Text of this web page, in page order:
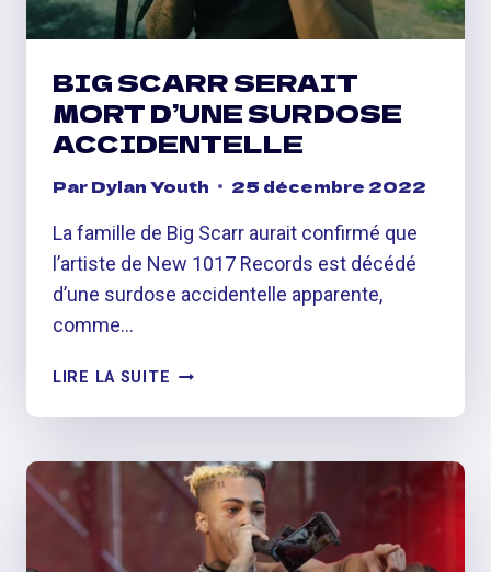
EN
2022
BIG SCARR SERAIT
MORT D’UNE SURDOSE
ACCIDENTELLE
ParDylan Youth 25 décembre 2022
La famille de Big Scarr aurait confirmé que
l’artiste de New 1017 Records est décédé
d’une surdose accidentelle apparente,
comme…
LIRE LA SUITE BIG
SERAIT
D’UNE
SURDOSE
ACCIDENTELLE